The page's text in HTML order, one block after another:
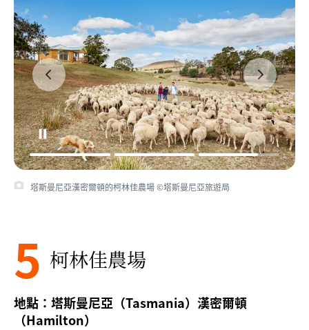
塔斯曼尼亞漢密爾頓的柯林佳農場 ©塔斯曼尼亞旅遊局
5 柯林佳農場
地點：塔斯曼尼亞（Tasmania）漢密爾頓
（Hamilton）